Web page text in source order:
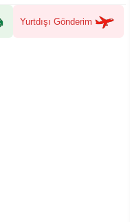
Yurtdışı Gönderim